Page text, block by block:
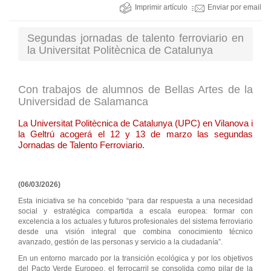
Imprimir artículo Enviar por email
Segundas jornadas de talento ferroviario en
la Universitat Politècnica de Catalunya
Con trabajos de alumnos de Bellas Artes de la
Universidad de Salamanca
La Universitat Politècnica de Catalunya (UPC) en Vilanova i
la Geltrú acogerá el 12 y 13 de marzo las segundas
Jornadas de Talento Ferroviario.
(06/03/2026)
Esta iniciativa se ha concebido “para dar respuesta a una necesidad
social y estratégica compartida a escala europea: formar con
excelencia a los actuales y futuros profesionales del sistema ferroviario
desde una visión integral que combina conocimiento técnico
avanzado, gestión de las personas y servicio a la ciudadanía”.
En un entorno marcado por la transición ecológica y por los objetivos
del Pacto Verde Europeo, el ferrocarril se consolida como pilar de la